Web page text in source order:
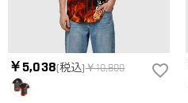
￥5,038(税込)￥10,800